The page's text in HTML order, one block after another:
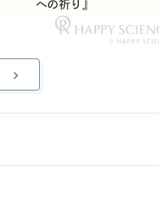
chevron_right